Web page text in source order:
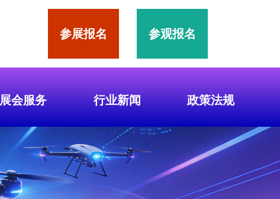
参展报名 参观报名
展会服务 行业新闻 政策法规